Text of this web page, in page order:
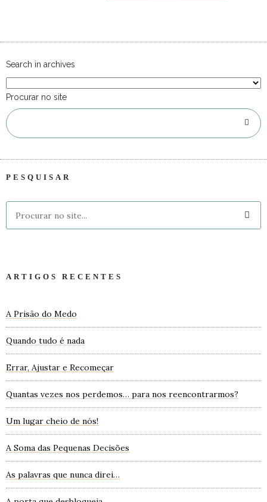
Search in archives
Procurar no site
PESQUISAR
ARTIGOS RECENTES
A Prisão do Medo
Quando tudo é nada
Errar, Ajustar e Recomeçar
Quantas vezes nos perdemos… para nos reencontrarmos?
Um lugar cheio de nós!
A Soma das Pequenas Decisões
As palavras que nunca direi…